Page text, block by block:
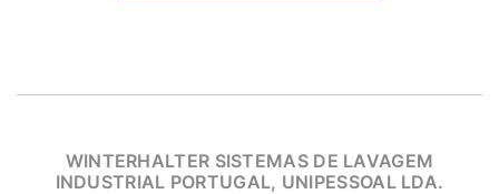
WINTERHALTER SISTEMAS DE LAVAGEM
INDUSTRIAL PORTUGAL, UNIPESSOAL LDA.